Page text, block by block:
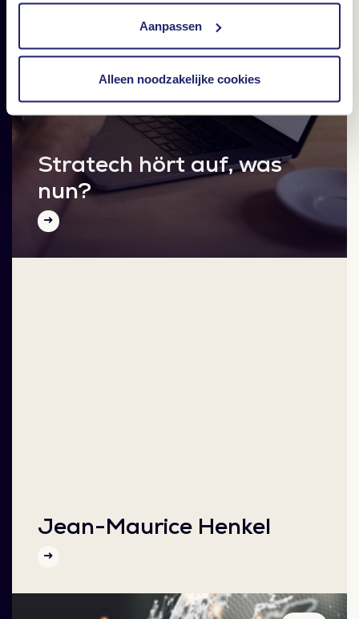
Aanpassen
Alleen noodzakelijke cookies
Stratech hört auf, was
nun?
Jean-Maurice Henkel